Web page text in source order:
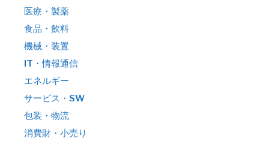
医療・製薬
食品・飲料
機械・装置
IT・情報通信
エネルギー
サービス・SW
包装・物流
消費財・小売り